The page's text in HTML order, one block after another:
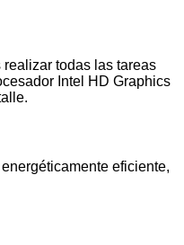
todas las tareas
Intel HD Graphics
eficiente,